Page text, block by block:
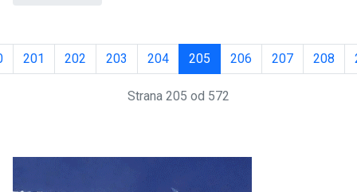
201 202 203 204 205 206 207 208
Strana 205 od 572